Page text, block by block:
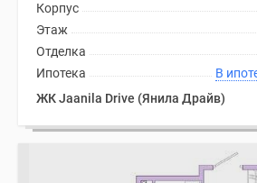
Корпус
Этаж
Отделка
Ипотека
ЖК Jaanila Drive (Янила Драйв)